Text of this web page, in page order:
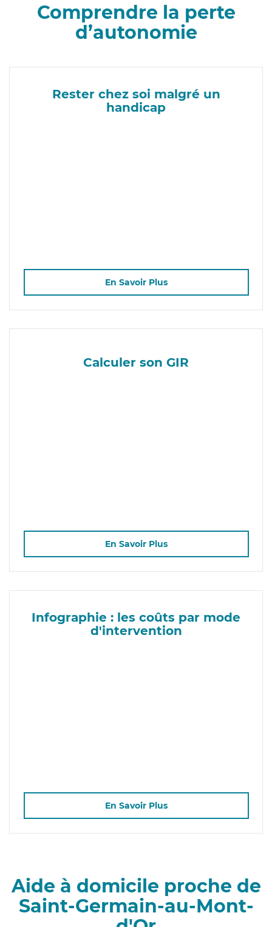
Comprendre la perte
d’autonomie
Rester chez soi malgré un
handicap
En Savoir Plus
Calculer son GIR
En Savoir Plus
Infographie : les coûts par mode
d'intervention
En Savoir Plus
Aide à domicile proche de
Saint-Germain-au-Mont-